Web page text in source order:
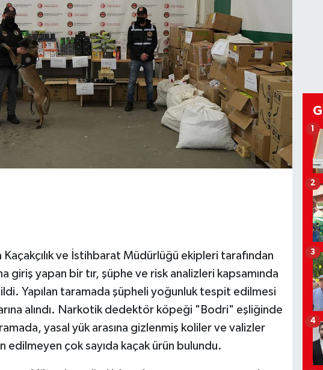
ve İstihbarat Müdürlüğü ekipleri tarafından
giriş yapan bir tır, şüphe ve risk analizleri kapsamında
Yapılan taramada şüpheli yoğunluk tespit edilmesi
alındı. Narkotik dedektör köpeği "Bodri" eşliğinde
yasal yük arasına gizlenmiş koliler ve valizler
edilmeyen çok sayıda kaçak ürün bulundu.
1
2
3
4